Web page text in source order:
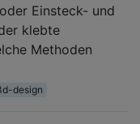
Einsteck- und
klebte
Methoden
design